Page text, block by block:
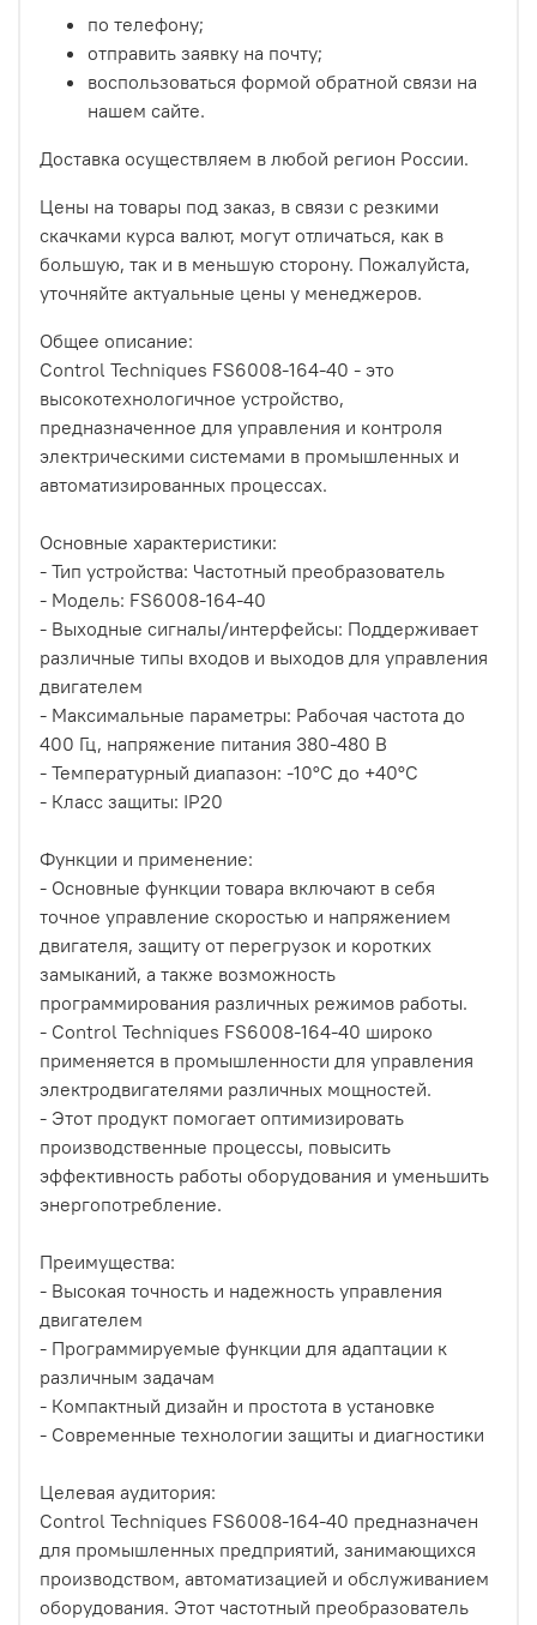
по телефону;
отправить заявку на почту;
воспользоваться формой обратной связи на
нашем сайте.
Доставка осуществляем в любой регион России.
Цены на товары под заказ, в связи с резкими
скачками курса валют, могут отличаться, как в
большую, так и в меньшую сторону. Пожалуйста,
уточняйте актуальные цены у менеджеров.
Общее описание:
Control Techniques FS6008-164-40 - это
высокотехнологичное устройство,
предназначенное для управления и контроля
электрическими системами в промышленных и
автоматизированных процессах.
Основные характеристики:
- Тип устройства: Частотный преобразователь
- Модель: FS6008-164-40
- Выходные сигналы/интерфейсы: Поддерживает
различные типы входов и выходов для управления
двигателем
- Максимальные параметры: Рабочая частота до
400 Гц, напряжение питания 380-480 В
- Температурный диапазон: -10°C до +40°C
- Класс защиты: IP20
Функции и применение:
- Основные функции товара включают в себя
точное управление скоростью и напряжением
двигателя, защиту от перегрузок и коротких
замыканий, а также возможность
программирования различных режимов работы.
- Control Techniques FS6008-164-40 широко
применяется в промышленности для управления
электродвигателями различных мощностей.
- Этот продукт помогает оптимизировать
производственные процессы, повысить
эффективность работы оборудования и уменьшить
энергопотребление.
Преимущества:
- Высокая точность и надежность управления
двигателем
- Программируемые функции для адаптации к
различным задачам
- Компактный дизайн и простота в установке
- Современные технологии защиты и диагностики
Целевая аудитория:
Control Techniques FS6008-164-40 предназначен
для промышленных предприятий, занимающихся
производством, автоматизацией и обслуживанием
оборудования. Этот частотный преобразователь